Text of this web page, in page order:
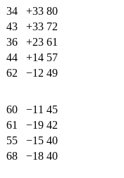
34 +33 80
43 +33 72
36 +23 61
44 +14 57
62 −12 49
60 −11 45
61 −19 42
55 −15 40
68 −18 40